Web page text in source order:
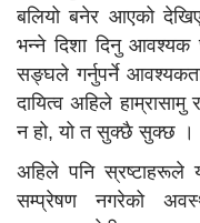
बलियो बनेर आएको
भन्ने दिशा दिनु
सङ्घले गर्नुपर्ने
दायित्व अहिले
न हो, यो त सुक्छै सुक्छ ।
अहिले पनि
सम्प्रेषण नगरेको